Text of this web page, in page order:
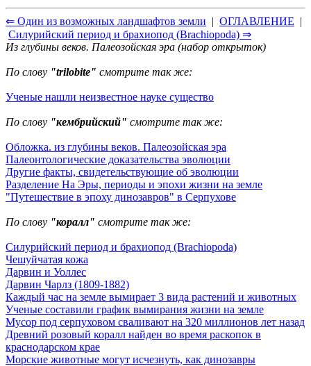
⇐ Один из возможных ландшафтов земли | ОГЛАВЛЕНИЕ |
Силурийский период и брахиопод (Brachiopoda) ⇒
Из глубины веков. Палеозойская эра (набор открыток)
По слову "trilobite" смотрите так же:
Ученые нашли неизвестное науке существо
По слову "кембрийский" смотрите так же:
Обложка. из глубины веков. Палеозойская эра
Палеонтологические доказательства эволюции
Другие факты, свидетельствующие об эволюции
Разделение На Эры, периоды и эпохи жизни на земле
"Путешествие в эпоху динозавров" в Серпухове
По слову "коралл" смотрите так же:
Силурийский период и брахиопод (Brachiopoda)
Чешуйчатая кожа
Дарвин и Уоллес
Дарвин Чарлз (1809-1882)
Каждый час на земле вымирает 3 вида растений и животных
Ученые составили график вымирания жизни на земле
Мусор под cерпуховом сваливают на 320 миллионов лет назад
Древний розовый коралл найден во время раскопок в
краснодарском крае
Морские животные могут исчезнуть, как динозавры